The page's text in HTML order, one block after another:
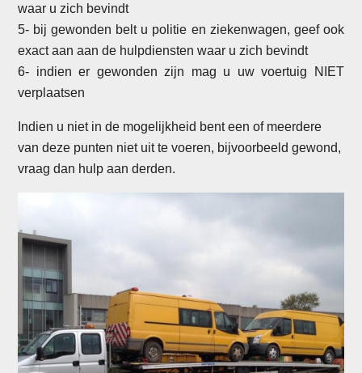
waar u zich bevindt
5- bij gewonden belt u politie en ziekenwagen, geef ook
exact aan aan de hulpdiensten waar u zich bevindt
6- indien er gewonden zijn mag u uw voertuig NIET
verplaatsen
Indien u niet in de mogelijkheid bent een of meerdere
van deze punten niet uit te voeren, bijvoorbeeld gewond,
vraag dan hulp aan derden.